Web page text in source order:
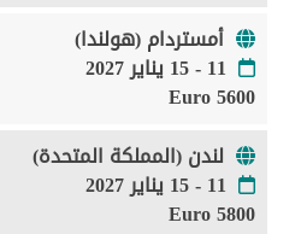
أمستردام (هولندا)
11 - 15 يناير 2027
5600 Euro
لندن (المملكة المتحدة)
11 - 15 يناير 2027
5800 Euro